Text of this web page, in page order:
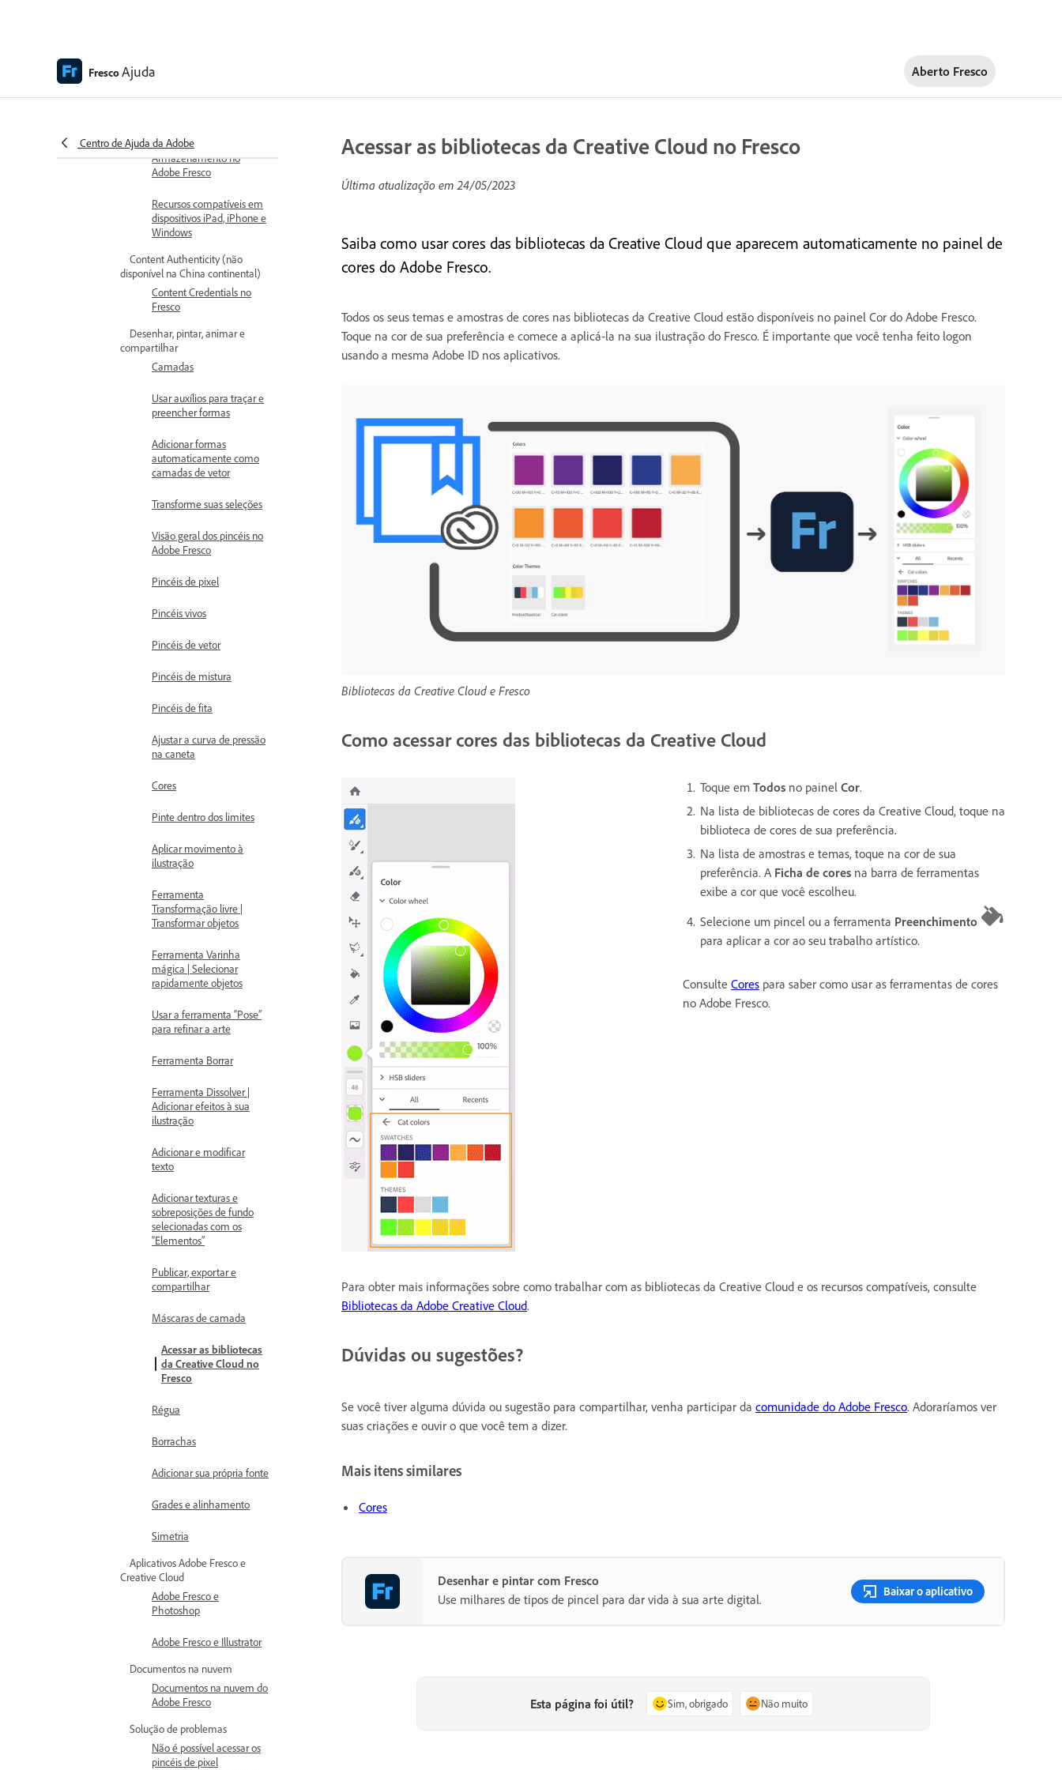
FrescoAjuda Aberto Fresco
Centro de Ajuda da Adobe
Como atualizar para um
Armazenamento no
Adobe Fresco
Recursos compatíveis em
dispositivos iPad, iPhone e
Windows
Content Authenticity (não
disponível na China continental)
Content Credentials no
Fresco
Desenhar, pintar, animar e
compartilhar
Camadas
Usar auxílios para traçar e
preencher formas
Adicionar formas
automaticamente como
camadas de vetor
Transforme suas seleções
Visão geral dos pincéis no
Adobe Fresco
Pincéis de pixel
Pincéis vivos
Pincéis de vetor
Pincéis de mistura
Pincéis de fita
Ajustar a curva de pressão
na caneta
Cores
Pinte dentro dos limites
Aplicar movimento à
ilustração
Ferramenta
Transformação livre |
Transformar objetos
Ferramenta Varinha
mágica | Selecionar
rapidamente objetos
Usar a ferramenta “Pose”
para refinar a arte
Ferramenta Borrar
Ferramenta Dissolver |
Adicionar efeitos à sua
ilustração
Adicionar e modificar
texto
Adicionar texturas e
sobreposições de fundo
selecionadas com os
“Elementos”
Publicar, exportar e
compartilhar
Máscaras de camada
Acessar as bibliotecas
da Creative Cloud no
Fresco
Régua
Borrachas
Adicionar sua própria fonte
Grades e alinhamento
Simetria
Aplicativos Adobe Fresco e
Creative Cloud
Adobe Fresco e
Photoshop
Adobe Fresco e Illustrator
Documentos na nuvem
Documentos na nuvem do
Adobe Fresco
Solução de problemas
Não é possível acessar os
pincéis de pixel
Acessar as bibliotecas da Creative Cloud no Fresco
Última atualização em24/05/2023
Saiba como usar cores das bibliotecas da Creative Cloud que aparecem automaticamente no painel de
cores do Adobe Fresco.
Todos os seus temas e amostras de cores nas bibliotecas da Creative Cloud estão disponíveis no painel Cor do Adobe Fresco.
Toque na cor de sua preferência e comece a aplicá-la na sua ilustração do Fresco. É importante que você tenha feito logon
usando a mesma Adobe ID nos aplicativos.
Bibliotecas da Creative Cloud e Fresco
Como acessar cores das bibliotecas da Creative Cloud
Toque em Todos no painel Cor.
Na lista de bibliotecas de cores da Creative Cloud, toque na
biblioteca de cores de sua preferência.
Na lista de amostras e temas, toque na cor de sua
preferência. A Ficha de cores na barra de ferramentas
exibe a cor que você escolheu.
Selecione um pincel ou a ferramenta Preenchimento
para aplicar a cor ao seu trabalho artístico.
Consulte Cores para saber como usar as ferramentas de cores
no Adobe Fresco.
Para obter mais informações sobre como trabalhar com as bibliotecas da Creative Cloud e os recursos compatíveis, consulte
Bibliotecas da Adobe Creative Cloud.
Dúvidas ou sugestões?
Se você tiver alguma dúvida ou sugestão para compartilhar, venha participar da comunidade do Adobe Fresco. Adoraríamos ver
suas criações e ouvir o que você tem a dizer.
Mais itens similares
Cores
Desenhar e pintar com Fresco
Use milhares de tipos de pincel para dar vida à sua arte digital.
Baixar o aplicativo
Esta página foi útil? Sim, obrigado Não muito